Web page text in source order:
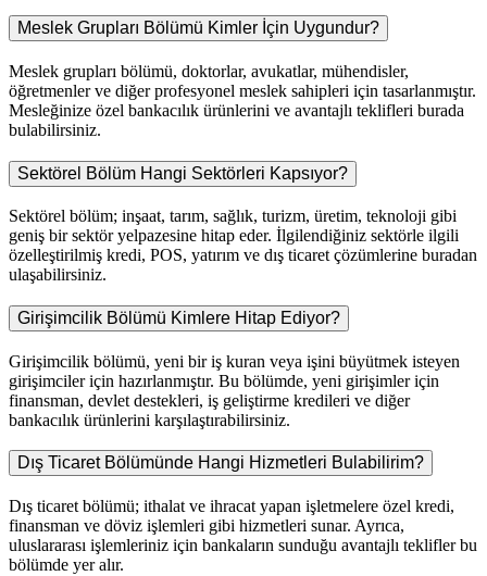
Meslek Grupları Bölümü Kimler İçin Uygundur?
Meslek grupları bölümü, doktorlar, avukatlar, mühendisler,
öğretmenler ve diğer profesyonel meslek sahipleri için tasarlanmıştır.
Mesleğinize özel bankacılık ürünlerini ve avantajlı teklifleri burada
bulabilirsiniz.
Sektörel Bölüm Hangi Sektörleri Kapsıyor?
Sektörel bölüm; inşaat, tarım, sağlık, turizm, üretim, teknoloji gibi
geniş bir sektör yelpazesine hitap eder. İlgilendiğiniz sektörle ilgili
özelleştirilmiş kredi, POS, yatırım ve dış ticaret çözümlerine buradan
ulaşabilirsiniz.
Girişimcilik Bölümü Kimlere Hitap Ediyor?
Girişimcilik bölümü, yeni bir iş kuran veya işini büyütmek isteyen
girişimciler için hazırlanmıştır. Bu bölümde, yeni girişimler için
finansman, devlet destekleri, iş geliştirme kredileri ve diğer
bankacılık ürünlerini karşılaştırabilirsiniz.
Dış Ticaret Bölümünde Hangi Hizmetleri Bulabilirim?
Dış ticaret bölümü; ithalat ve ihracat yapan işletmelere özel kredi,
finansman ve döviz işlemleri gibi hizmetleri sunar. Ayrıca,
uluslararası işlemleriniz için bankaların sunduğu avantajlı teklifler bu
bölümde yer alır.